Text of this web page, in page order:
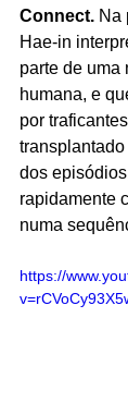
Connect. Na
Hae-in
parte de uma
humana, e
por
transplantado
dos
rapidamente
numa
https://